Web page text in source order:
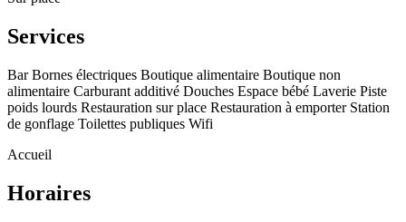
Services
Bar Bornes électriques Boutique alimentaire Boutique non
alimentaire Carburant additivé Douches Espace bébé Laverie Piste
poids lourds Restauration sur place Restauration à emporter Station
de gonflage Toilettes publiques Wifi
Accueil
Horaires